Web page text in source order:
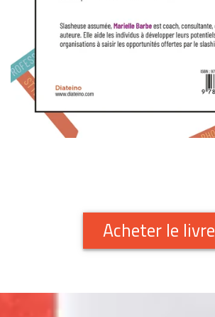
Acheter le livre